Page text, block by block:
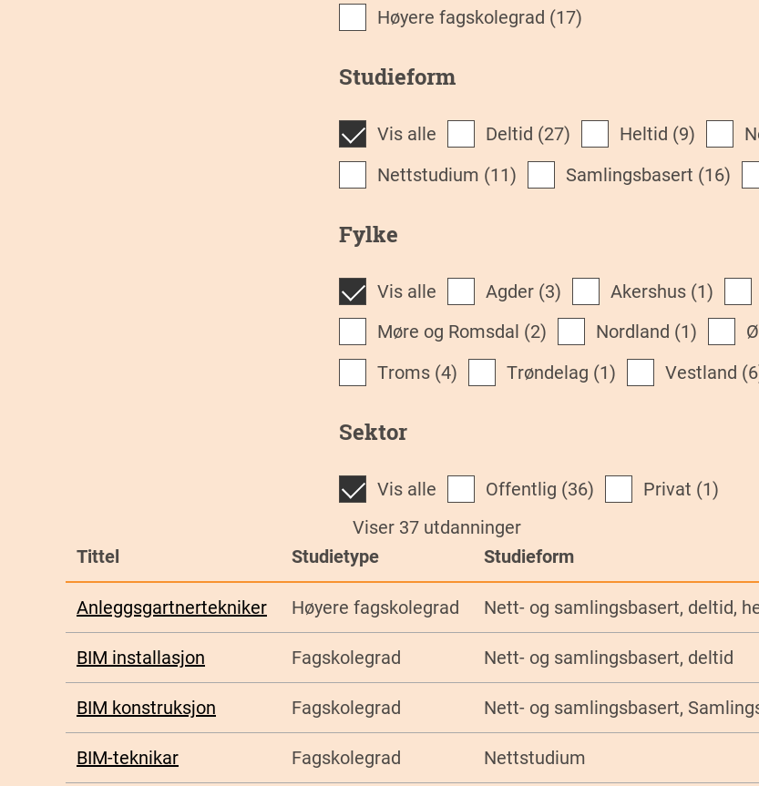
Høyere fagskolegrad (17)
Studieform
Vis alle deltid (27) heltid (9)
Nettstudium (11) Samlingsbasert (16)
Fylke
Vis alle Agder (3) Akershus (1)
Møre og Romsdal (2) Nordland (1)
Troms (4) Trøndelag (1) Vestland
Sektor
Vis alle Offentlig (36) Privat (1)
Viser 37 utdanninger
Tittel
Studietype Studieform
Anleggsgartnertekniker Høyere fagskolegrad Nett- og samlingsbasert, deltid,
BIM installasjon Fagskolegrad Nett- og samlingsbasert, deltid
BIM konstruksjon Fagskolegrad Nett- og samlingsbasert,
BIM-teknikar Fagskolegrad Nettstudium